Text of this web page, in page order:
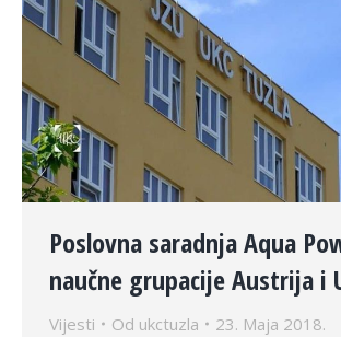
Poslovna saradnja Aqua
naučne grupacije Austrija i
Vijesti Od ukctuzla 23. Maja 2018.